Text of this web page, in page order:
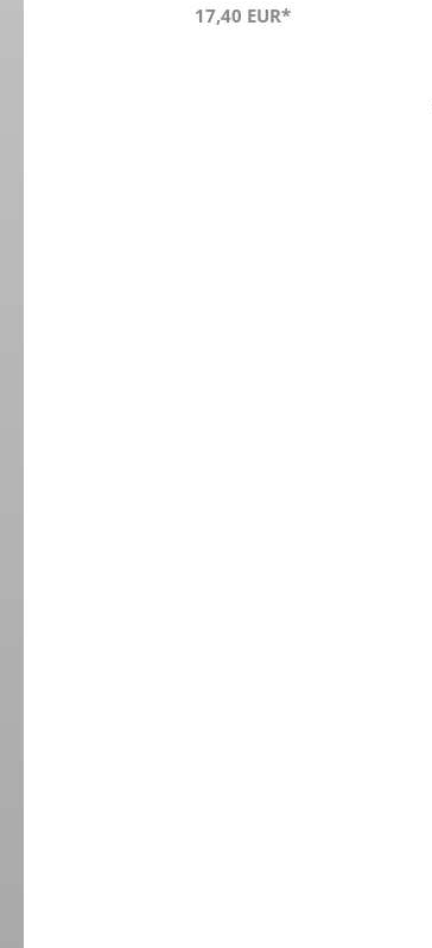
17,40 EUR*